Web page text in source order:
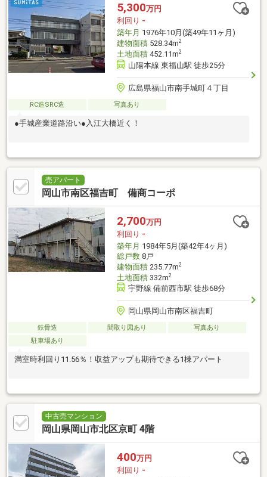
5,300万円
利回り -
築年月 1976年10月(築49年11ヶ月)
建物面積528.34m2
土地面積452.11m2
山陽本線 東福山駅 徒歩25分
広島県福山市南手城町４丁目
RC造SRC造 写真あり
●手城産業道路沿い●入江大橋近く！
売アパート
岡山市南区福吉町 備商コーポ
2,700万円
利回り -
築年月 1984年5月(築42年4ヶ月)
総戸数8戸
建物面積235.77m2
土地面積332m2
宇野線 備前西市駅 徒歩68分
岡山県岡山市南区福吉町
鉄骨造 間取り図あり
写真あり
駐車場あり
満室時利回り11.56％！収益アップも期待できる1棟アパート
中古売マンション
岡山県岡山市北区京町 4階
400万円
利回り -